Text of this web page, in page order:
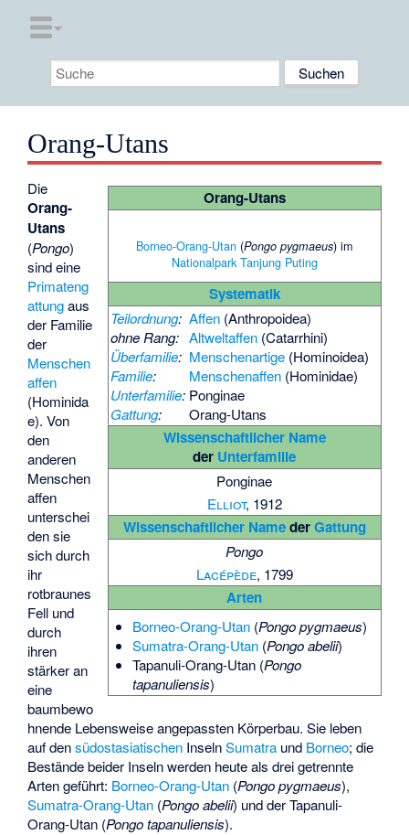
Orang-Utans
Orang-Utans
Borneo-Orang-Utan(Pongo pygmaeus) im
Nationalpark Tanjung Puting
Systematik
Teilordnung: Affen(Anthropoidea)
ohne Rang: Altweltaffen(Catarrhini)
Überfamilie: Menschenartige(Hominoidea)
Familie: Menschenaffen(Hominidae)
Unterfamilie: Ponginae
Gattung: Orang-Utans
Wissenschaftlicher Name
der Unterfamilie
Ponginae
Elliot, 1912
Wissenschaftlicher NamederGattung
Pongo
Lacépède, 1799
Arten
Borneo-Orang-Utan(Pongo pygmaeus)
Sumatra-Orang-Utan(Pongo abelii)
Tapanuli-Orang-Utan(Pongo
tapanuliensis)
Die
Orang-
Utans
(Pongo)
sind eine
Primateng
attungaus
der Familie
der
Menschen
affen
(Hominida
e). Von
den
anderen
Menschen
affen
unterschei
den sie
sich durch
ihr
rotbraunes
Fell und
durch
ihren
stärker an
eine
baumbewo
hnende Lebensweise angepassten Körperbau. Sie leben
auf densüdostasiatischen InselnSumatra und Borneo; die
Bestände beider Inseln werden heute als drei getrennte
Arten geführt: Borneo-Orang-Utan (Pongo pygmaeus),
Sumatra-Orang-Utan (Pongo abelii) und derTapanuli-
Orang-Utan (Pongo tapanuliensis).